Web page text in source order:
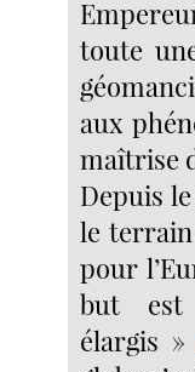
toute
aux
maîtrise
Depuis
le terrain
pour
but est
élargis »